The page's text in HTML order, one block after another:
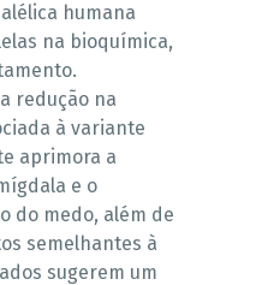
humana
na bioquímica,
redução na
à variante
aprimora a
e o
do medo, além de
semelhantes à
sugerem um